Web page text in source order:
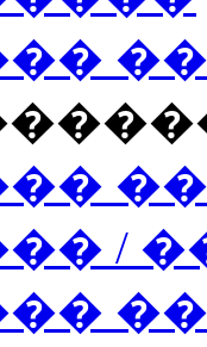
/